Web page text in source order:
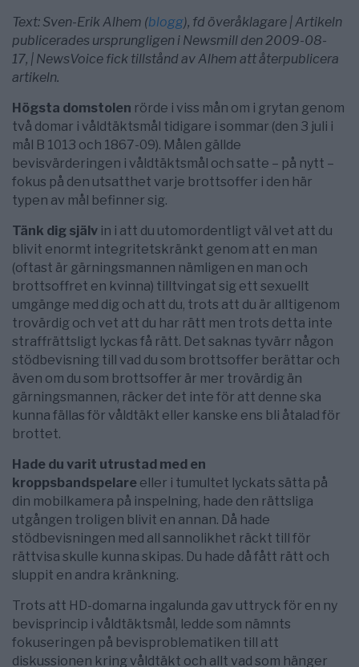
Text: Sven-Erik Alhem (blogg), fd överåklagare | Artikeln
publicerades ursprungligen i Newsmill den 2009-08-
17, | NewsVoice fick tillstånd av Alhem att återpublicera
artikeln.
Högsta domstolen rörde i viss mån om i grytan genom
två domar i våldtäktsmål tidigare i sommar (den 3 juli i
mål B 1013 och 1867-09). Målen gällde
bevisvärderingen i våldtäktsmål och satte – på nytt –
fokus på den utsatthet varje brottsoffer i den här
typen av mål befinner sig.
Tänk dig själv in i att du utomordentligt väl vet att du
blivit enormt integritetskränkt genom att en man
(oftast är gärningsmannen nämligen en man och
brottsoffret en kvinna) tilltvingat sig ett sexuellt
umgänge med dig och att du, trots att du är alltigenom
trovärdig och vet att du har rätt men trots detta inte
straffrättsligt lyckas få rätt. Det saknas tyvärr någon
stödbevisning till vad du som brottsoffer berättar och
även om du som brottsoffer är mer trovärdig än
gärningsmannen, räcker det inte för att denne ska
kunna fällas för våldtäkt eller kanske ens bli åtalad för
brottet.
Hade du varit utrustad med en
kroppsbandspelare eller i tumultet lyckats sätta på
din mobilkamera på inspelning, hade den rättsliga
utgången troligen blivit en annan. Då hade
stödbevisningen med all sannolikhet räckt till för
rättvisa skulle kunna skipas. Du hade då fått rätt och
sluppit en andra kränkning.
Trots att HD-domarna ingalunda gav uttryck för en ny
bevisprincip i våldtäktsmål, ledde som nämnts
fokuseringen på bevisproblematiken till att
diskussionen kring våldtäkt och allt vad som hänger